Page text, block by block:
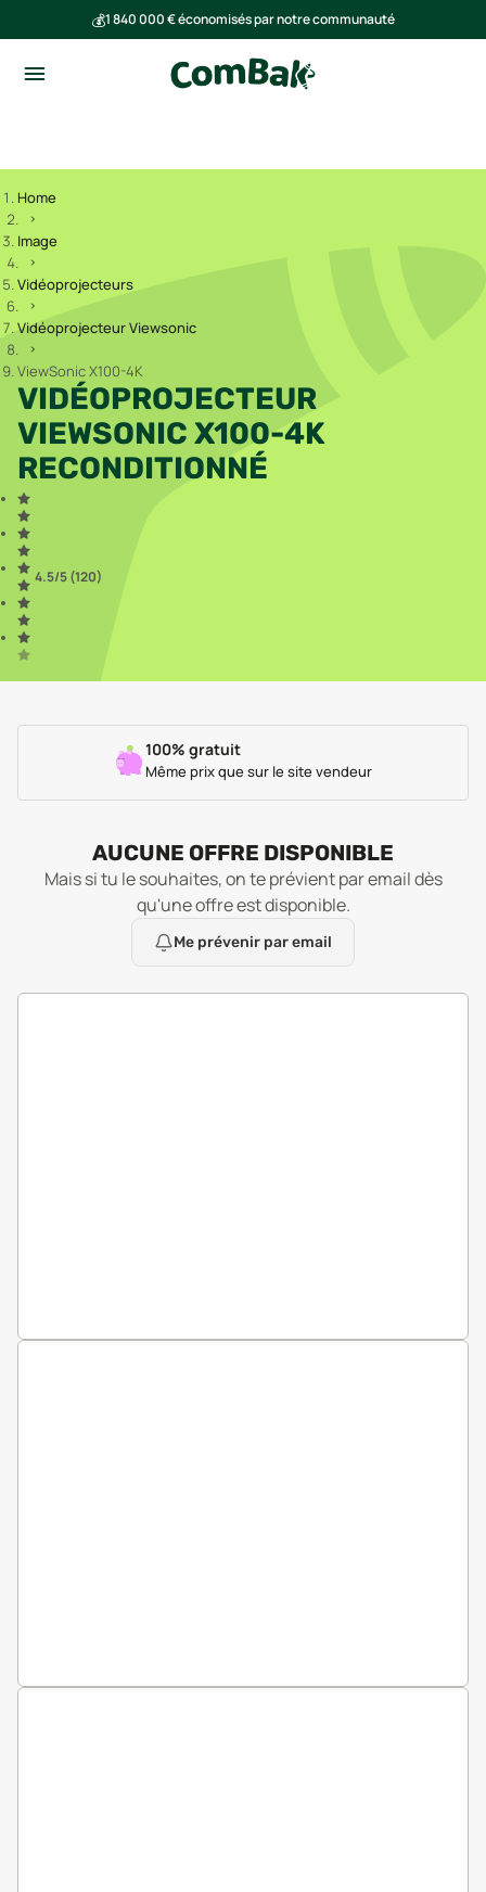
💰1 840 000 € économisés par notre communauté
Home
Image
Vidéoprojecteurs
Vidéoprojecteur Viewsonic
ViewSonic X100-4K
VIDÉOPROJECTEUR
VIEWSONIC X100-4K
RECONDITIONNÉ
4.5/5 (120)
100% gratuit
Même prix que sur le site vendeur
AUCUNE OFFRE DISPONIBLE
Mais si tu le souhaites, on te prévient par email dès
qu'une offre est disponible.
Me prévenir par email